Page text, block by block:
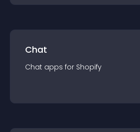
Chat
Chat apps for Shopify